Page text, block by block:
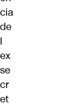
cia
de
l
ex
se
cr
et